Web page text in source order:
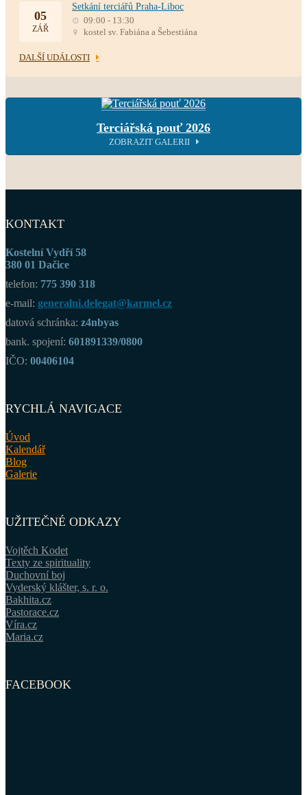
05
ZÁŘ
Setkání terciářů Praha-Liboc
09:00 - 13:30
kostel sv. Fabiána a Šebestiána
DALŠÍ UDÁLOSTI
Terciářská pouť 2026
ZOBRAZIT GALERII
KONTAKT
Kostelní Vydří 58
380 01 Dačice
telefon: 775 390 318
e-mail: generalni.delegat@karmel.cz
datová schránka: z4nbyas
bank. spojení: 601891339/0800
IČO: 00406104
RYCHLÁ NAVIGACE
Úvod
Kalendář
Blog
Galerie
UŽITEČNÉ ODKAZY
Vojtěch Kodet
Texty ze spirituality
Duchovní boj
Vyderský klášter, s. r. o.
Bakhita.cz
Pastorace.cz
Víra.cz
Maria.cz
FACEBOOK